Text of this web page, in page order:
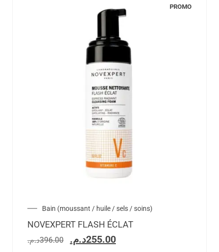
PROMO
Bain (moussant / huile / sels / soins)
NOVEXPERT FLASH ÉCLAT
396.00د.م. 255.00د.م.